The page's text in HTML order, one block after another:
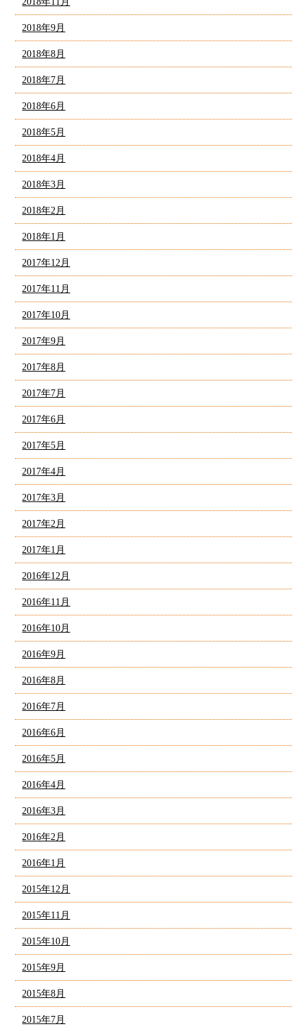
2018年9月
2018年8月
2018年7月
2018年6月
2018年5月
2018年4月
2018年3月
2018年2月
2018年1月
2017年12月
2017年11月
2017年10月
2017年9月
2017年8月
2017年7月
2017年6月
2017年5月
2017年4月
2017年3月
2017年2月
2017年1月
2016年12月
2016年11月
2016年10月
2016年9月
2016年8月
2016年7月
2016年6月
2016年5月
2016年4月
2016年3月
2016年2月
2016年1月
2015年12月
2015年11月
2015年10月
2015年9月
2015年8月
2015年7月